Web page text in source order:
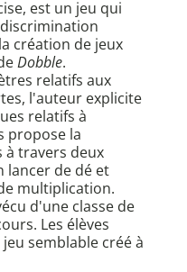
est un jeu qui
création de jeux
Dobble.
relatifs aux
l'auteur explicite
relatifs à
propose la
à travers deux
lancer de dé et
multiplication.
d'une classe de
Les élèves
semblable créé à